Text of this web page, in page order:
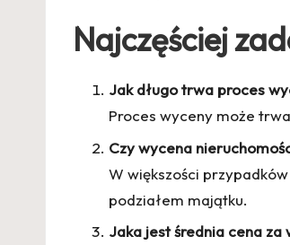
Najczęściej
Jak długo trwa proces
Proces wyceny może
Czy wycena
W większości
podziałem majątku.
Jaka jest średnia cena za